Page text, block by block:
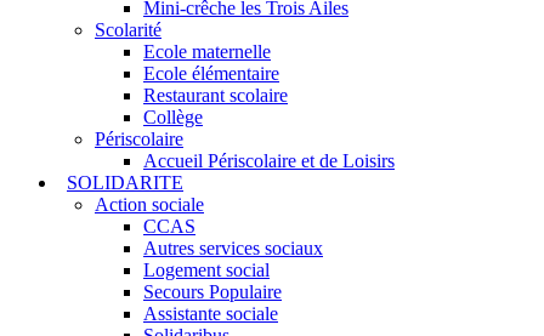
Mini-crêche les Trois Ailes
Scolarité
Ecole maternelle
Ecole élémentaire
Restaurant scolaire
Collège
Périscolaire
Accueil Périscolaire et de Loisirs
SOLIDARITE
Action sociale
CCAS
Autres services sociaux
Logement social
Secours Populaire
Assistante sociale